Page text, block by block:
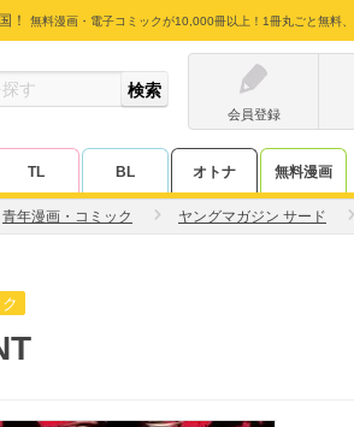
！ 無料漫画・電子コミックが10,000冊以上！1冊丸ごと無料
会員登録
TL BL オトナ 無料漫画
青年漫画・コミック ヤングマガジン サード